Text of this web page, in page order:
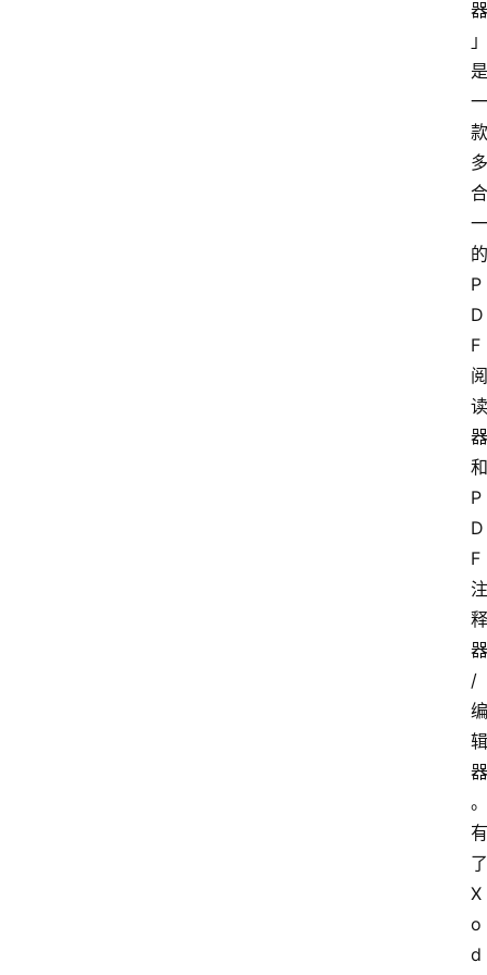
器
」
是
一
款
多
合
一
的
P
D
F
阅
读
器
和
P
D
F
注
释
器
/
编
辑
器
。
有
了
X
o
d